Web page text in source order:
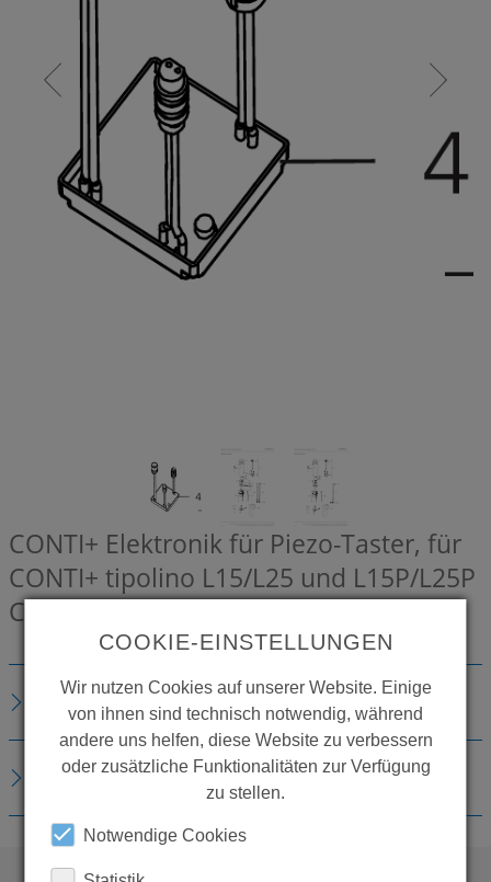
CONTI+ Elektronik für Piezo-Taster, für
CONTI+ tipolino L15/L25 und L15P/L25P
CONZ8139555
BESCHREIBUNG
DOWNLOADS
COOKIE-EINSTELLUNGEN
Wir nutzen Cookies auf unserer Website. Einige
von ihnen sind technisch notwendig, während
andere uns helfen, diese Website zu verbessern
oder zusätzliche Funktionalitäten zur Verfügung
zu stellen.
Notwendige Cookies